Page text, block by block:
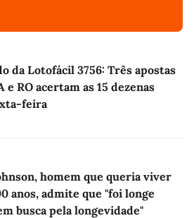
da Lotofácil 3756: Três apostas
e RO acertam as 15 dezenas
feira
homem que queria viver
anos, admite que "foi longe
busca pela longevidade"